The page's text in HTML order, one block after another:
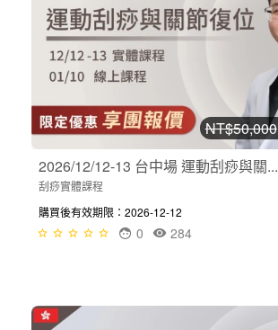
NT$50,000
2026/12/12-13 台中場 運動刮痧與關...
刮痧實體課程
購買後有效期限：2026-12-12
284
0